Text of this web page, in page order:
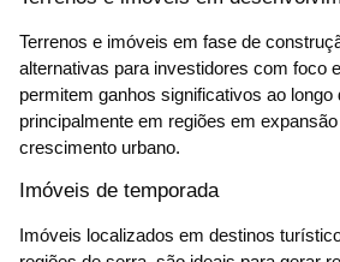
Terrenos e imóveis em fase de
alternativas para investidores com foco
permitem ganhos significativos ao longo
principalmente em regiões em
crescimento urbano.
Imóveis de temporada
Imóveis localizados em destinos